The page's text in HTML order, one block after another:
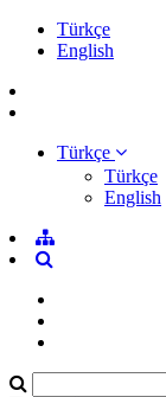
Türkçe
English
Türkçe
Türkçe
English